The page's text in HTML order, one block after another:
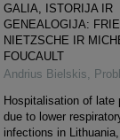
GALIA, ISTORIJA IR
GENEALOGIJA:
NIETZSCHE IR
FOUCAULT
Andrius Bielskis
Hospitalisation of late
due to lower
infections in